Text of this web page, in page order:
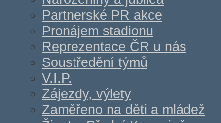
Partnerské PR akce
Pronájem stadionu
Reprezentace ČR u nás
Soustředění týmů
V.I.P.
Zájezdy, výlety
Zaměřeno na děti a mládež